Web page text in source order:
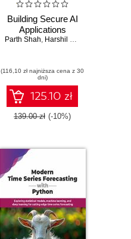
Building Secure AI
Applications
Parth Shah, Harshil Shah
(116,10 zł najniższa cena z 30
dni)
125.10 zł
139.00 zł (-10%)